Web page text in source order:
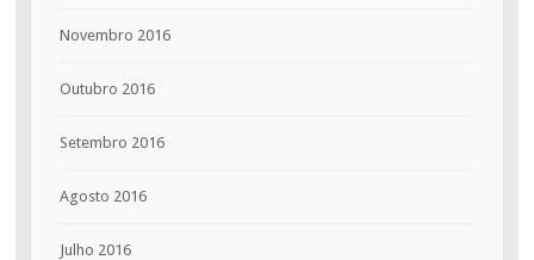
Novembro 2016
Outubro 2016
Setembro 2016
Agosto 2016
Julho 2016